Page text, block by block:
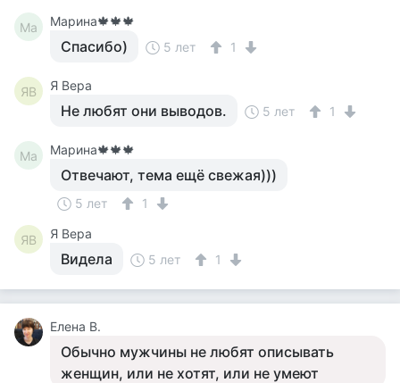
Ма Марина🍁🍁🍁
Спасибо) 5 лет 1
ЯВ Я Вера
Не любят они выводов. 5 лет 1
Ма Марина🍁🍁🍁
Отвечают, тема ещё свежая)))
5 лет 1
ЯВ Я Вера
Видела 5 лет 1
Елена В.
Обычно мужчины не любят описывать
женщин, или не хотят, или не умеют